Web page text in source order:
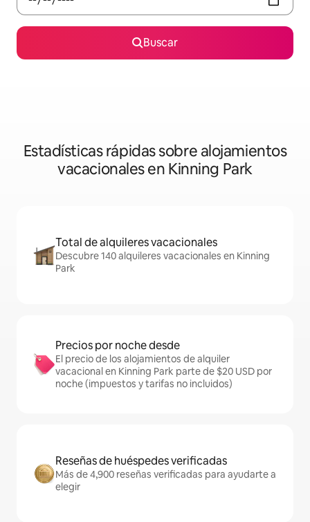
Buscar
Estadísticas rápidas sobre alojamientos
vacacionales en Kinning Park
Total de alquileres vacacionales
Descubre 140 alquileres vacacionales en Kinning
Park
Precios por noche desde
El precio de los alojamientos de alquiler
vacacional en Kinning Park parte de $20 USD por
noche (impuestos y tarifas no incluidos)
Reseñas de huéspedes verificadas
Más de 4,900 reseñas verificadas para ayudarte a
elegir